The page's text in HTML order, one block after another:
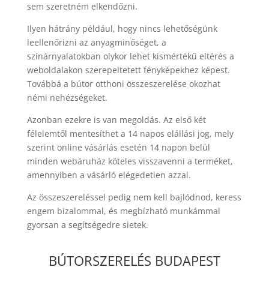
sem szeretném elkendőzni.
Ilyen hátrány például, hogy nincs lehetőségünk
leellenőrizni az anyagminőséget, a
színárnyalatokban olykor lehet kismértékű eltérés a
weboldalakon szerepeltetett fényképekhez képest.
Továbbá a bútor otthoni összeszerelése okozhat
némi nehézségeket.
Azonban ezekre is van megoldás. Az első két
félelemtől mentesíthet a 14 napos elállási jog, mely
szerint online vásárlás esetén 14 napon belül
minden webáruház köteles visszavenni a terméket,
amennyiben a vásárló elégedetlen azzal.
Az összeszereléssel pedig nem kell bajlódnod, keress
engem bizalommal, és megbízható munkámmal
gyorsan a segítségedre sietek.
BÚTORSZERELÉS BUDAPEST